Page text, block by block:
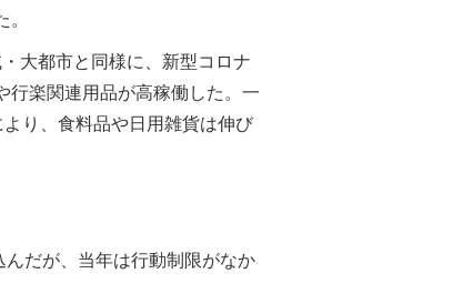
大都市と同様に、新型コロナ
行楽関連用品が高稼働した。一
り、食料品や日用雑貨は伸び
だが、当年は行動制限がなか